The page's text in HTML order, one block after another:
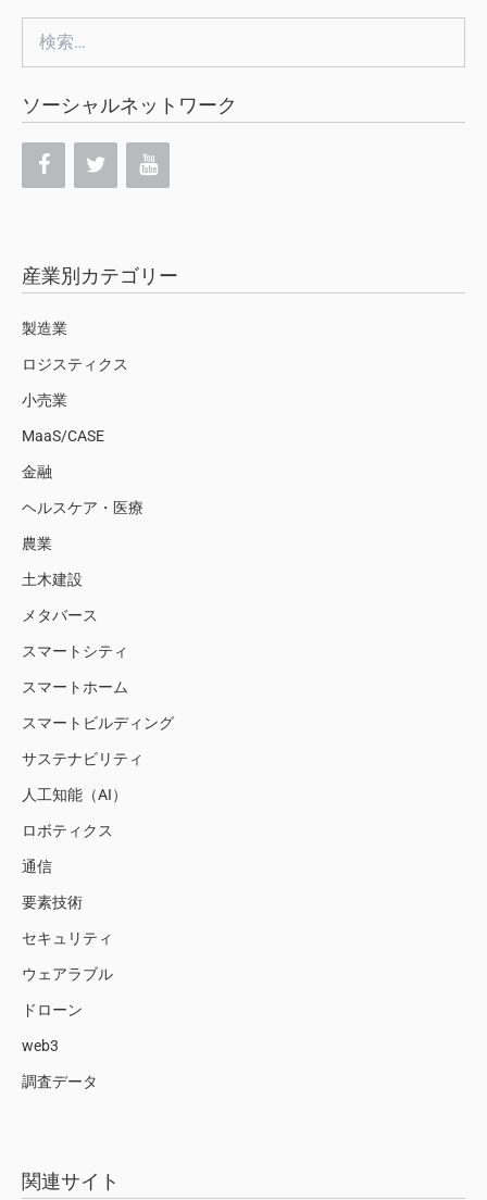
索:
ソーシャルネットワーク
産業別カテゴリー
製造業
ロジスティクス
小売業
MaaS/CASE
金融
ヘルスケア・医療
農業
土木建設
メタバース
スマートシティ
スマートホーム
スマートビルディング
サステナビリティ
人工知能（AI）
ロボティクス
通信
要素技術
セキュリティ
ウェアラブル
ドローン
web3
調査データ
関連サイト